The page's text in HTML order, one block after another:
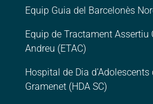
Equip Guia del Barcelonès
Equip de Tractament
Andreu (ETAC)
Hospital de Dia
Gramenet (HDA SC)